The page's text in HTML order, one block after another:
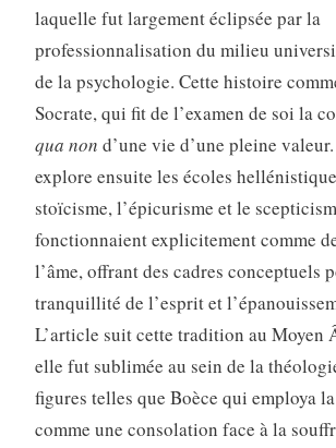
laquelle fut largement éclipsée par la
professionnalisation du milieu
de la psychologie. Cette histoire
Socrate, qui fit de l’examen de soi la
qua non d’une vie d’une pleine
explore ensuite les écoles
stoïcisme, l’épicurisme et le
fonctionnaient explicitement comme
l’âme, offrant des cadres conceptuels
tranquillité de l’esprit et
L’article suit cette tradition au Moyen
elle fut sublimée au sein de la
figures telles que Boèce qui employa
comme une consolation face à la